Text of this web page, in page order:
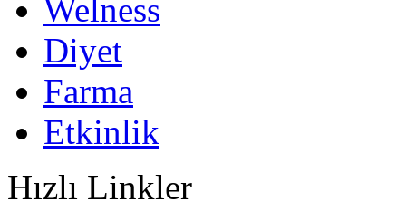
Welness
Diyet
Farma
Etkinlik
Hızlı Linkler